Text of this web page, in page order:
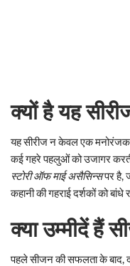
क्यों है यह
यह सीरीज न केवल एक मनोरंजक
कई गहरे पहलुओं को उजागर
स्टोरी ऑफ माई असैसिन्सपर है,
कहानी की गहराई दर्शकों को बांधे
क्या उम्मीदें हैं
पहले सीजन की सफलता के बाद,